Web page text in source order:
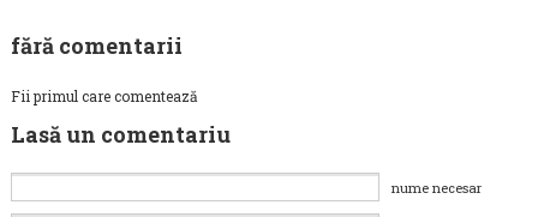
fără comentarii
Fii primul care comentează
Lasă un comentariu
nume necesar